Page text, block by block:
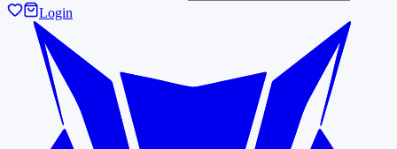
Login